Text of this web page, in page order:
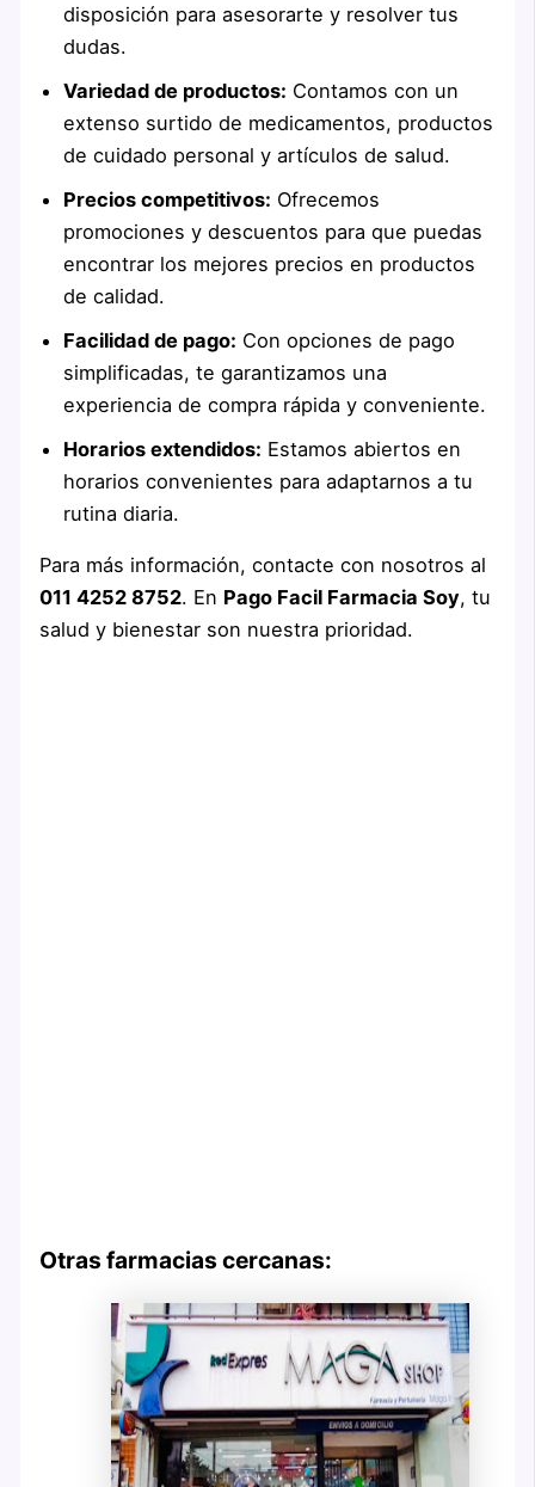
disposición para asesorarte y resolver tus
dudas.
Variedad de productos: Contamos con un
extenso surtido de medicamentos, productos
de cuidado personal y artículos de salud.
Precios competitivos: Ofrecemos
promociones y descuentos para que puedas
encontrar los mejores precios en productos
de calidad.
Facilidad de pago: Con opciones de pago
simplificadas, te garantizamos una
experiencia de compra rápida y conveniente.
Horarios extendidos: Estamos abiertos en
horarios convenientes para adaptarnos a tu
rutina diaria.
Para más información, contacte con nosotros al
011 4252 8752. En Pago Facil Farmacia Soy, tu
salud y bienestar son nuestra prioridad.
Otras farmacias cercanas: